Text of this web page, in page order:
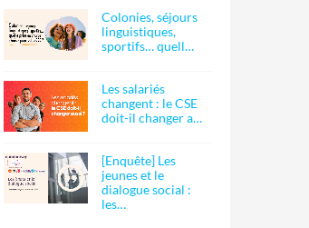
Colonies, séjours
linguistiques,
sportifs… quell…
Les salariés
changent : le CSE
doit-il changer a…
[Enquête] Les
jeunes et le
dialogue social :
les…